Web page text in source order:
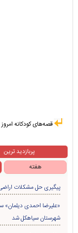
پربازدید ترین
هفته
پیگیری حل مشکلات
«علیرضا احمدی دیلمان»
شهرستان سیاهکل شد